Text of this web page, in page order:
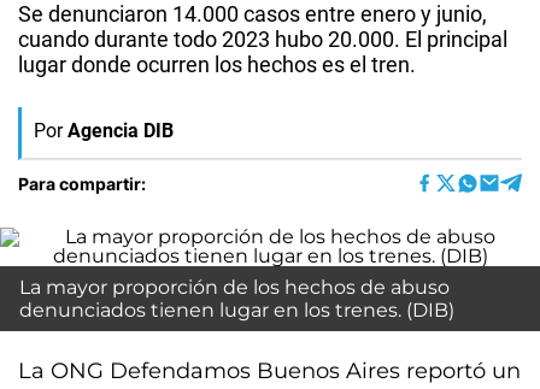
Se denunciaron 14.000 casos entre enero y junio,
cuando durante todo 2023 hubo 20.000. El principal
lugar donde ocurren los hechos es el tren.
Por Agencia DIB
Para compartir:
La mayor proporción de los hechos de abuso
denunciados tienen lugar en los trenes. (DIB)
La ONG Defendamos Buenos Aires reportó un